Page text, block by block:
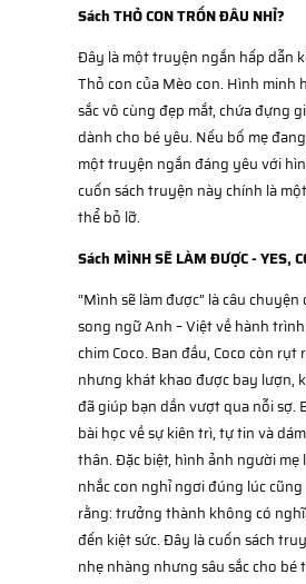
Sách THỎ CON TRỐN ĐÂU NHỈ?
Đây là một truyện ngắn hấp dẫn
Thỏ con của Mèo con. Hình minh
sắc vô cùng đẹp mắt, chứa đựng
dành cho bé yêu. Nếu bố mẹ
một truyện ngắn đáng yêu với
cuốn sách truyện này chính là
thể bỏ lỡ.
Sách MÌNH SẼ LÀM ĐƯỢC - YES,
“Mình sẽ làm được” là câu
song ngữ Anh – Việt về hành
chim Coco. Ban đầu, Coco còn rụt
nhưng khát khao được bay lượn,
đã giúp bạn dần vượt qua nỗi sợ.
bài học về sự kiên trì, tự tin và
thân. Đặc biệt, hình ảnh người
nhắc con nghỉ ngơi đúng lúc
rằng: trưởng thành không có
đến kiệt sức. Đây là cuốn sách
nhẹ nhàng nhưng sâu sắc cho